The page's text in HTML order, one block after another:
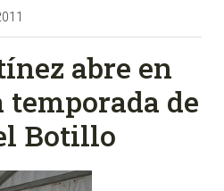
abre en
temporada de
Botillo